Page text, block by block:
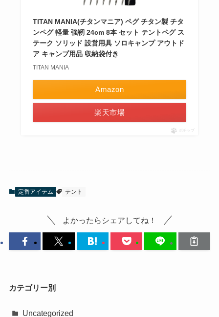
TITAN MANIA(チタンマニア) ペグ チタン製 チタ
ンペグ 軽量 強靭 24cm 8本 セット テントペグ ス
テーク ソリッド 設営用具 ソロキャンプ アウトド
ア キャンプ用品 収納袋付き
TITAN MANIA
Amazon
楽天市場
ポチップ
定番アイテム テント
よかったらシェアしてね！
カテゴリー別
Uncategorized